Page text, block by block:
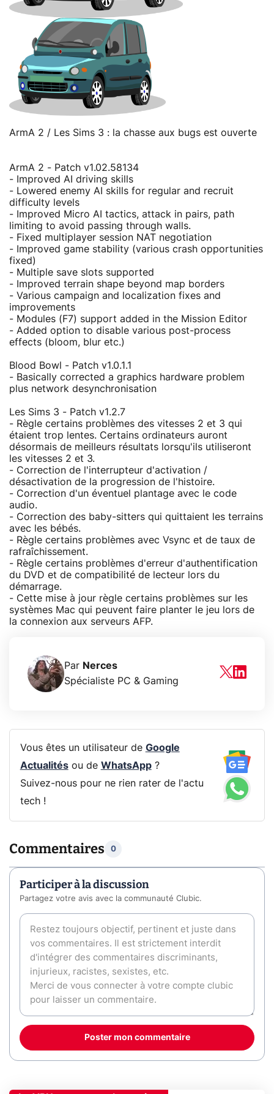
ArmA 2 / Les Sims 3 : la chasse aux bugs est ouverte
ArmA 2 - Patch v1.02.58134
- Improved AI driving skills
- Lowered enemy AI skills for regular and recruit
difficulty levels
- Improved Micro AI tactics, attack in pairs, path
limiting to avoid passing through walls.
- Fixed multiplayer session NAT negotiation
- Improved game stability (various crash opportunities
fixed)
- Multiple save slots supported
- Improved terrain shape beyond map borders
- Various campaign and localization fixes and
improvements
- Modules (F7) support added in the Mission Editor
- Added option to disable various post-process
effects (bloom, blur etc.)
Blood Bowl - Patch v1.0.1.1
- Basically corrected a graphics hardware problem
plus network desynchronisation
Les Sims 3 - Patch v1.2.7
- Règle certains problèmes des vitesses 2 et 3 qui
étaient trop lentes. Certains ordinateurs auront
désormais de meilleurs résultats lorsqu'ils utiliseront
les vitesses 2 et 3.
- Correction de l'interrupteur d'activation /
désactivation de la progression de l'histoire.
- Correction d'un éventuel plantage avec le code
audio.
- Correction des baby-sitters qui quittaient les terrains
avec les bébés.
- Règle certains problèmes avec Vsync et de taux de
rafraîchissement.
- Règle certains problèmes d'erreur d'authentification
du DVD et de compatibilité de lecteur lors du
démarrage.
- Cette mise à jour règle certains problèmes sur les
systèmes Mac qui peuvent faire planter le jeu lors de
la connexion aux serveurs AFP.
Par Nerces
Spécialiste PC & Gaming
Vous êtes un utilisateur de Google
Actualitésou de WhatsApp?
Suivez-nous pour ne rien rater de l'actu
tech !
Commentaires 0
Participer à la discussion
Partagez votre avis avec la communauté Clubic.
Poster mon commentaire